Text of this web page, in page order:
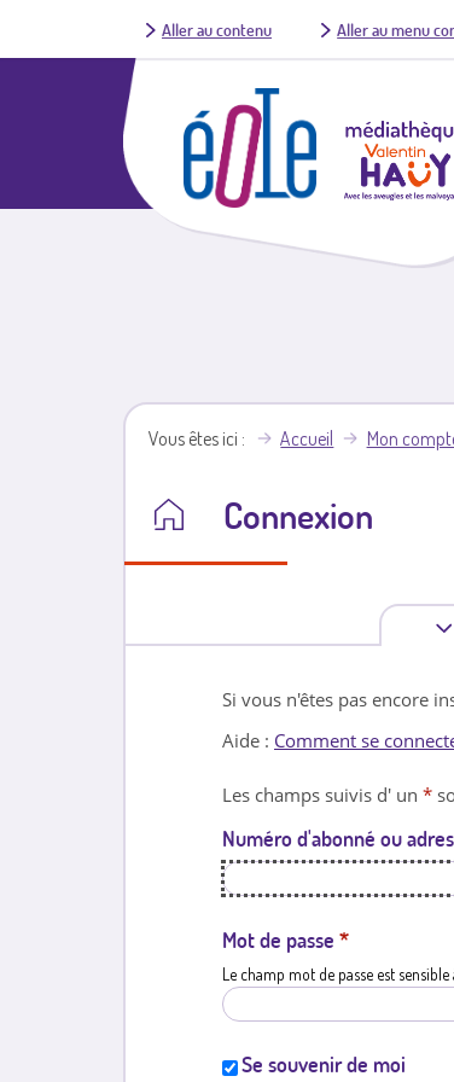
Aller au contenu Aller au menu
Vous êtes ici Accueil Mon
Connexion
Si vous n'êtes pas encore
Aide : Comment se
Les champs suivis d' un *
Numéro d'abonné ou
Mot de passe *
Le champ mot de passe est
Se souvenir de moi